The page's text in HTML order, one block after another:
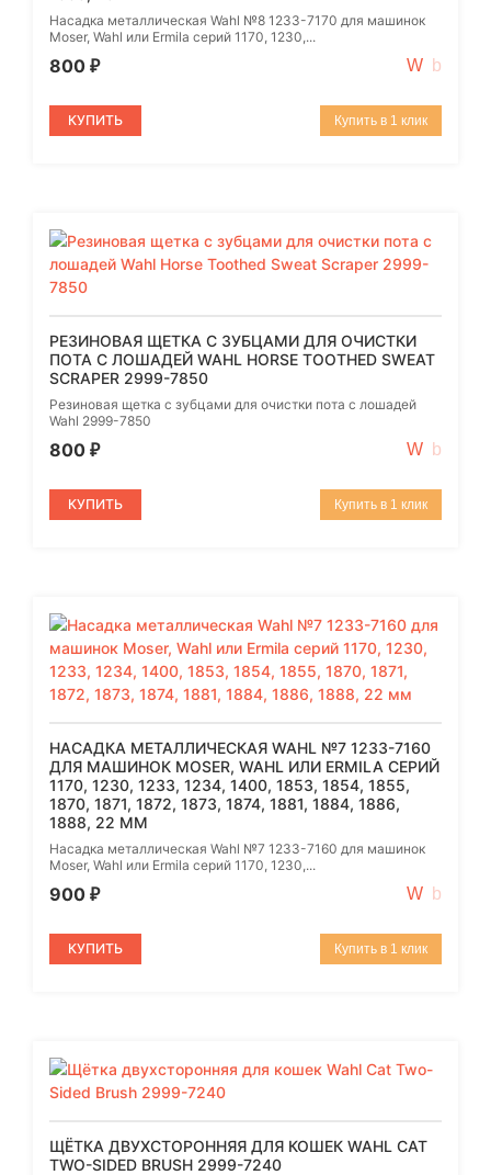
Насадка металлическая Wahl №8 1233-7170 для машинок
Moser, Wahl или Ermila серий 1170, 1230,...
800 ₽
КУПИТЬ Купить в 1 клик
РЕЗИНОВАЯ ЩЕТКА С ЗУБЦАМИ ДЛЯ ОЧИСТКИ
ПОТА С ЛОШАДЕЙ WAHL HORSE TOOTHED SWEAT
SCRAPER 2999-7850
Резиновая щетка с зубцами для очистки пота с лошадей
Wahl 2999-7850
800 ₽
КУПИТЬ Купить в 1 клик
НАСАДКА МЕТАЛЛИЧЕСКАЯ WAHL №7 1233-7160
ДЛЯ МАШИНОК MOSER, WAHL ИЛИ ERMILA СЕРИЙ
1170, 1230, 1233, 1234, 1400, 1853, 1854, 1855,
1870, 1871, 1872, 1873, 1874, 1881, 1884, 1886,
1888, 22 ММ
Насадка металлическая Wahl №7 1233-7160 для машинок
Moser, Wahl или Ermila серий 1170, 1230,...
900 ₽
КУПИТЬ Купить в 1 клик
ЩЁТКА ДВУХСТОРОННЯЯ ДЛЯ КОШЕК WAHL CAT
TWO-SIDED BRUSH 2999-7240